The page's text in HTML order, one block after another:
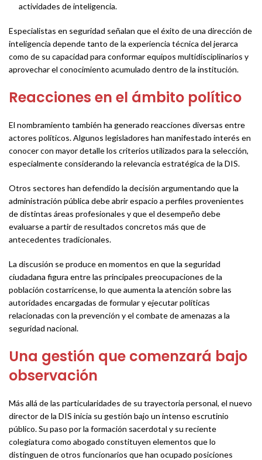
actividades de inteligencia.
Especialistas en seguridad señalan que el éxito de una dirección de
inteligencia depende tanto de la experiencia técnica del jerarca
como de su capacidad para conformar equipos multidisciplinarios y
aprovechar el conocimiento acumulado dentro de la institución.
Reacciones en el ámbito político
El nombramiento también ha generado reacciones diversas entre
actores políticos. Algunos legisladores han manifestado interés en
conocer con mayor detalle los criterios utilizados para la selección,
especialmente considerando la relevancia estratégica de la DIS.
Otros sectores han defendido la decisión argumentando que la
administración pública debe abrir espacio a perfiles provenientes
de distintas áreas profesionales y que el desempeño debe
evaluarse a partir de resultados concretos más que de
antecedentes tradicionales.
La discusión se produce en momentos en que la seguridad
ciudadana figura entre las principales preocupaciones de la
población costarricense, lo que aumenta la atención sobre las
autoridades encargadas de formular y ejecutar políticas
relacionadas con la prevención y el combate de amenazas a la
seguridad nacional.
Una gestión que comenzará bajo
observación
Más allá de las particularidades de su trayectoria personal, el nuevo
director de la DIS inicia su gestión bajo un intenso escrutinio
público. Su paso por la formación sacerdotal y su reciente
colegiatura como abogado constituyen elementos que lo
distinguen de otros funcionarios que han ocupado posiciones